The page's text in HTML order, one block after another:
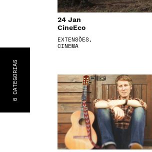
6
CATEGORIA
S
24 Jan
CineEco
EXTENSÕES,
CINEMA